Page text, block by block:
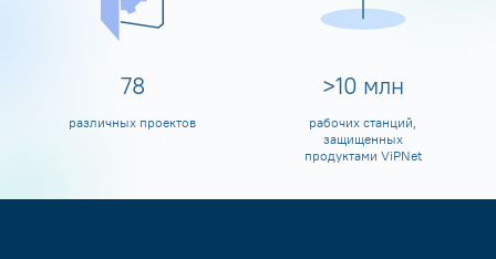
80
различных проектов
>10 млн
рабочих станций,
защищенных
продуктами ViPNet